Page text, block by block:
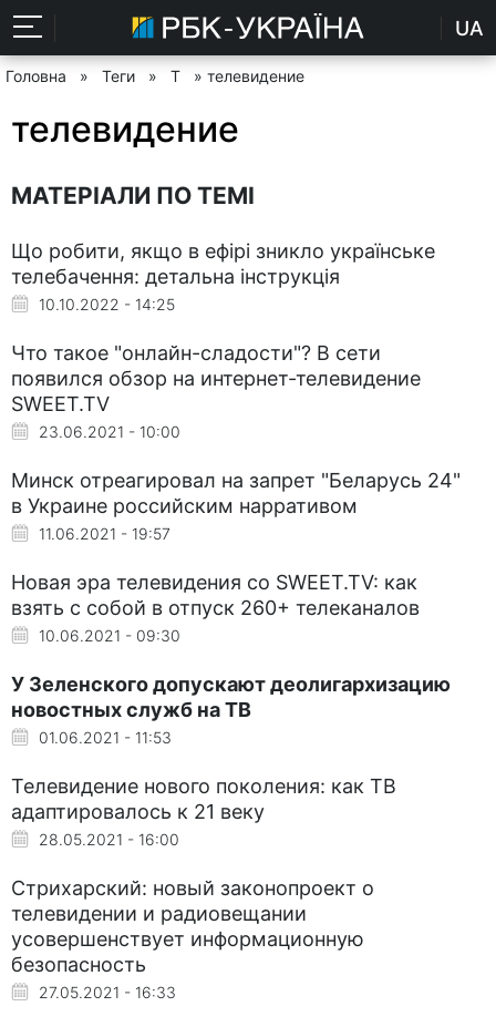
UA
Головна » Теги » Т » телевидение
телевидение
МАТЕРІАЛИ ПО ТЕМІ
Що робити, якщо в ефірі зникло українське
телебачення: детальна інструкція
10.10.2022 - 14:25
Что такое "онлайн-сладости"? В сети
появился обзор на интернет-телевидение
SWEET.TV
23.06.2021 - 10:00
Минск отреагировал на запрет "Беларусь 24"
в Украине российским нарративом
11.06.2021 - 19:57
Новая эра телевидения со SWEET.TV: как
взять с собой в отпуск 260+ телеканалов
10.06.2021 - 09:30
У Зеленского допускают деолигархизацию
новостных служб на ТВ
01.06.2021 - 11:53
Телевидение нового поколения: как ТВ
адаптировалось к 21 веку
28.05.2021 - 16:00
Стрихарский: новый законопроект о
телевидении и радиовещании
усовершенствует информационную
безопасность
27.05.2021 - 16:33